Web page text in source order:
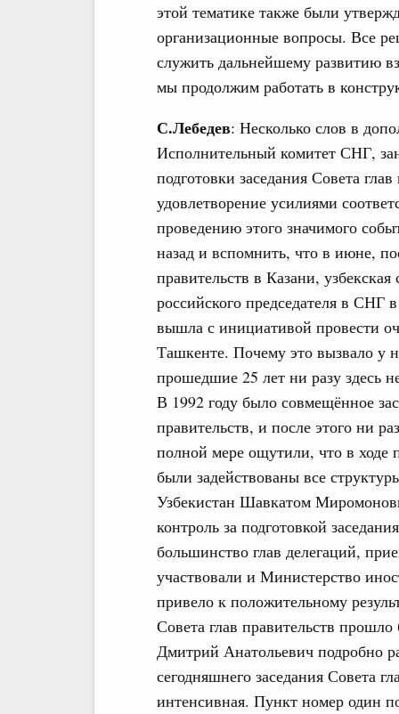
этой тематике также были
организационные вопросы. Все
служить дальнейшему развитию
мы продолжим работать в
С.Лебедев: Несколько слов в
Исполнительный комитет СНГ,
подготовки заседания Совета
удовлетворение усилиями
проведению этого значимого
назад и вспомнить, что в июне,
правительств в Казани,
российского председателя в СНГ
вышла с инициативой провести
Ташкенте. Почему это вызвало у
прошедшие 25 лет ни разу здесь
В 1992 году было совмещённое
правительств, и после этого ни
полной мере ощутили, что в ходе
были задействованы все
Узбекистан Шавкатом
контроль за подготовкой
большинство глав делегаций,
участвовали и Министерство
привело к положительному
Совета глав правительств
Дмитрий Анатольевич подробно
сегодняшнего заседания Совета
интенсивная. Пункт номер один